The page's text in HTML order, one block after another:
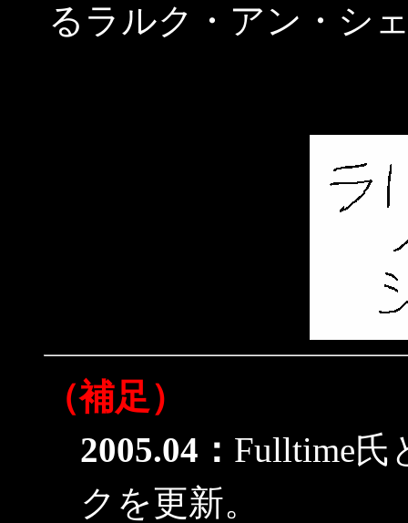
るラルク・アン・シ
（補足）
2005.04： Fulltime氏
クを更新。